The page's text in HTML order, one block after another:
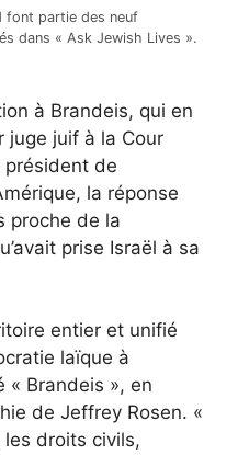
font partie des neuf
dans « Ask Jewish Lives ».
à Brandeis, qui en
juge juif à la Cour
président de
la réponse
proche de la
prise Israël à sa
entier et unifié
laïque à
« Brandeis », en
de Jeffrey Rosen. «
droits civils,